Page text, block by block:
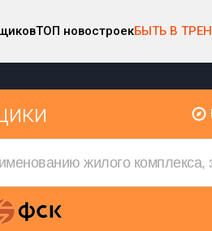
ТОП новостроекБЫТЬ В